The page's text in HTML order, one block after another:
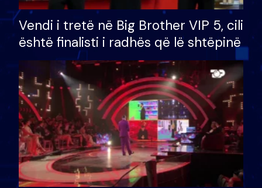
Vendi i tretë në Big Brother VIP 5, cili
është finalisti i radhës që lë shtëpinë